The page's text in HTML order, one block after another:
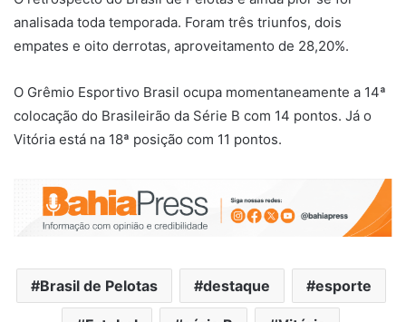
analisada toda temporada. Foram três triunfos, dois
empates e oito derrotas, aproveitamento de 28,20%.
O Grêmio Esportivo Brasil ocupa momentaneamente a 14ª
colocação do Brasileirão da Série B com 14 pontos. Já o
Vitória está na 18ª posição com 11 pontos.
Brasil de Pelotas destaque esporte